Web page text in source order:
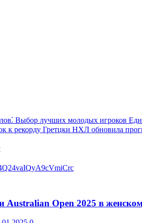
Выбор лучших молодых игроков
к рекорду Гретцки НХЛ обновила
Australian Open 2025 в